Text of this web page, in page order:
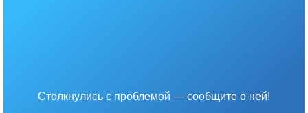
Столкнулись с проблемой — сообщите о ней!